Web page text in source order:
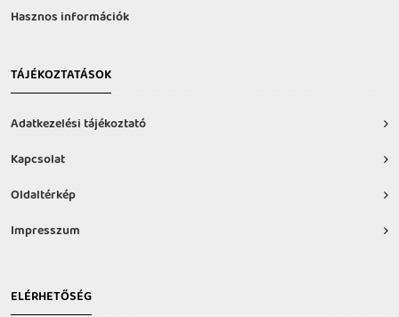
Hasznos információk
TÁJÉKOZTATÁSOK
Adatkezelési tájékoztató
Kapcsolat
Oldaltérkép
Impresszum
ELÉRHETŐSÉG